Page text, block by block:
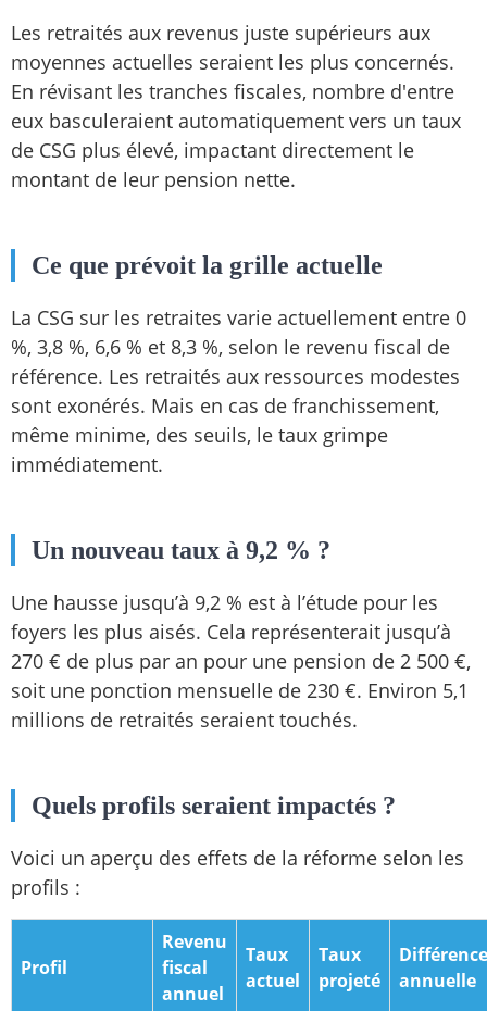
Les retraités aux revenus juste supérieurs aux
moyennes actuelles seraient les plus concernés.
En révisant les tranches fiscales, nombre d'entre
eux basculeraient automatiquement vers un taux
de CSG plus élevé, impactant directement le
montant de leur pension nette.
Ce que prévoit la grille actuelle
La CSG sur les retraites varie actuellement entre 0
%, 3,8 %, 6,6 % et 8,3 %, selon le revenu fiscal de
référence. Les retraités aux ressources modestes
sont exonérés. Mais en cas de franchissement,
même minime, des seuils, le taux grimpe
immédiatement.
Un nouveau taux à 9,2 % ?
Une hausse jusqu’à 9,2 % est à l’étude pour les
foyers les plus aisés. Cela représenterait jusqu’à
270 € de plus par an pour une pension de 2 500 €,
soit une ponction mensuelle de 230 €. Environ 5,1
millions de retraités seraient touchés.
Quels profils seraient impactés ?
Voici un aperçu des effets de la réforme selon les
profils :
Profil
Revenu
fiscal
annuel
Taux
actuel
Taux
projeté
Différence
annuelle